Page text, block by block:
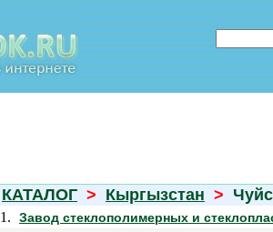
КАТАЛОГ > Кыргызстан >
1.
Завод стеклополимерных и